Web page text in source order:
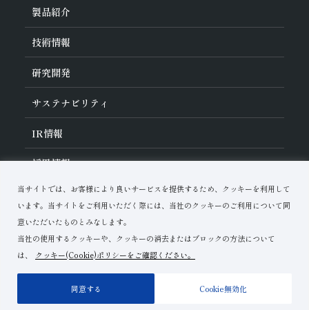
当サイトでは、お客様により良いサービスを提供するため、クッキーを利用して
います。当サイトをご利用いただく際には、当社のクッキーのご利用について同
意いただいたものとみなします。
当社の使用するクッキーや、クッキーの消去またはブロックの方法について
は、
クッキー(Cookie)ポリシーをご確認ください。
Cookie無効化
同意する
旭ダイヤについて
ダイヤの輪
ご挨拶
会社概要
役員紹介
事業紹介
活動拠点
製品紹介
業種から探す
工具の種類から探す
加工方法から探す
ワークから探す
技術情報
ダイヤモンド工具・
教えて！研削工具
ご使⽤上の注意
各製品の安全な取扱いについて
トラブルシューティング
研究開発
研究開発について
対外発表一覧
イノベーションストーリー
サステナビリティ
サステナビリティポリシー
コーポレート・ガバナンス
マテリアリティ
リスクマネジメント（BCM）
環境への取り組み
IR情報
IR資料室
IRカレンダー
株式に関する諸手続き
ディスクロージャーポリシー
採用情報
資料ダウンロード
お問い合わせ
ご利用上の注意プライバシーポリシー サイトマップ
Copyright© Asahi Diamond Industrial Co.,Ltd.